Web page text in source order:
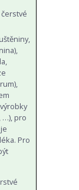
čerstvé
…), pro
Pro